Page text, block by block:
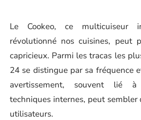
Le Cookeo, ce multicuiseur
révolutionné nos cuisines, peut
capricieux. Parmi les tracas les
24 se distingue par sa fréquence
avertissement, souvent lié
techniques internes, peut
utilisateurs.